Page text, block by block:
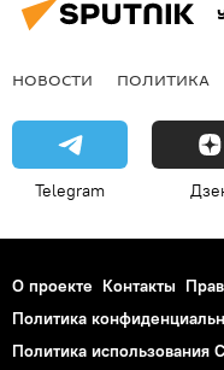
НОВОСТИ ПОЛИТИКА
Telegram
О проекте Контакты
Политика
Политика использования